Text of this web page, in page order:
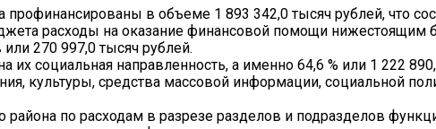
в объеме 1 893 342,0 тысяч рублей, что
расходы на оказание финансовой помощи
270 997,0 тысяч рублей.
их социальная направленность, а именно 64,6 % или 1 222
культуры, средства массовой информации, социальной
по расходам в разрезе разделов и подразделов